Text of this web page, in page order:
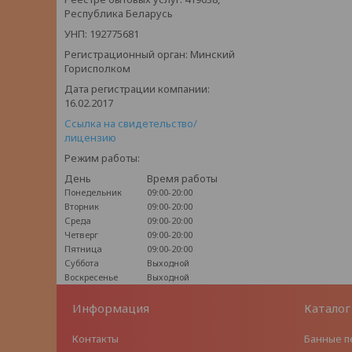
Республика Беларусь
УНП: 192775681
Регистрационный орган: Минский
Горисполком
Дата регистрации компании:
16.02.2017
Ссылка на свидетельство/
лицензию
Режим работы:
День
Время работы
Понедельник
09:00-20:00
Вторник
09:00-20:00
Среда
09:00-20:00
Четверг
09:00-20:00
Пятница
09:00-20:00
Суббота
Выходной
Воскресенье
Выходной
Информация
Контакты
Банные